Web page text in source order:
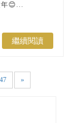
年😊...
繼續閱讀
47 »